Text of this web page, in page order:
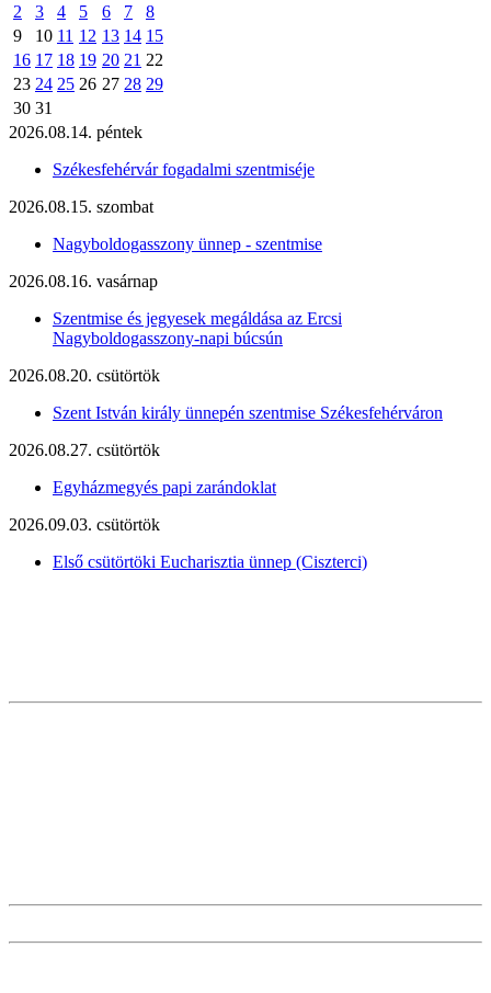
2
3 4 5 6 7
8
9
10 11 12 13 14 15
16 17 18 19 20 21 22
23 24 25 26 27 28 29
30 31
2026.08.14. péntek
Székesfehérvár fogadalmi szentmiséje
2026.08.15. szombat
Nagyboldogasszony ünnep - szentmise
2026.08.16. vasárnap
Szentmise és jegyesek megáldása az Ercsi
Nagyboldogasszony-napi búcsún
2026.08.20. csütörtök
Szent István király ünnepén szentmise Székesfehérváron
2026.08.27. csütörtök
Egyházmegyés papi zarándoklat
2026.09.03. csütörtök
Első csütörtöki Eucharisztia ünnep (Ciszterci)